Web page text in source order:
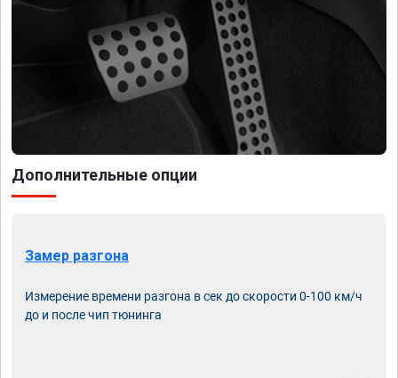
Дополнительные опции
Замер разгона
Измерение времени разгона в сек до скорости 0-100 км/ч
до и после чип тюнинга